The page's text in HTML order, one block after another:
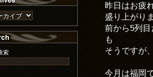
昨日はお疲
盛り上がり
前から5列
も
そうですが
今月は福岡
索